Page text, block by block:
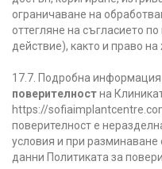
ограничаване на
оттегляне на съгласието
действие), както и право
17.7. Подробна
поверителностна
https://
поверителност е
условия и при разминаване
данни Политиката за